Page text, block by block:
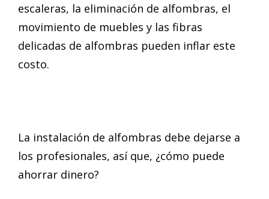
escaleras, la eliminación de alfombras, el
movimiento de muebles y las fibras
delicadas de alfombras pueden inflar este
costo.
La instalación de alfombras debe dejarse a
los profesionales, así que, ¿cómo puede
ahorrar dinero?